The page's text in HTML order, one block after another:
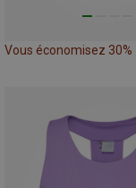
Vous économisez 30%